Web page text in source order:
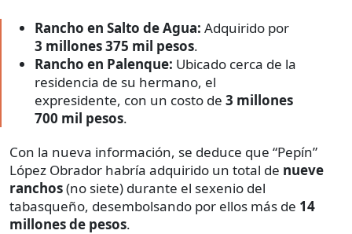
Rancho en Salto de Agua: Adquirido por
3 millones 375 mil pesos.
Rancho en Palenque: Ubicado cerca de la
residencia de su hermano, el
expresidente, con un costo de 3 millones
700 mil pesos.
Con la nueva información, se deduce que “Pepín”
López Obrador habría adquirido un total de nueve
ranchos(no siete) durante el sexenio del
tabasqueño, desembolsando por ellos más de 14
millones de pesos.